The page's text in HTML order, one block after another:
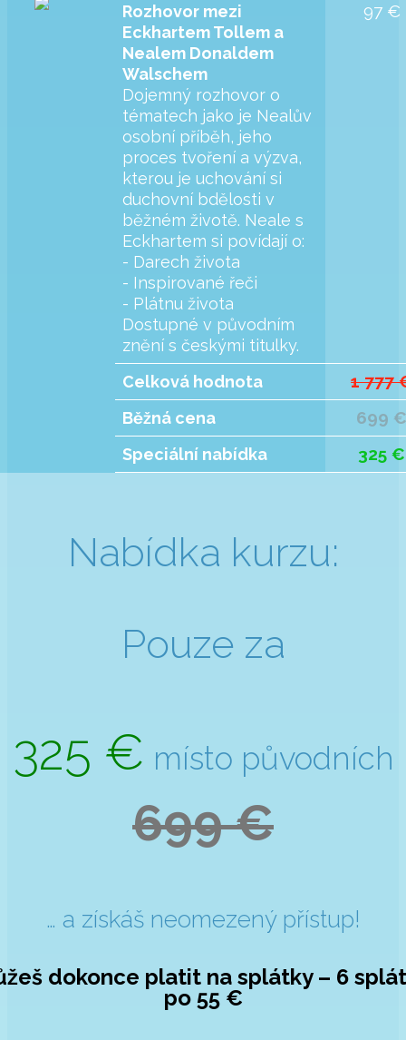
Rozhovor mezi
Eckhartem Tollem a
Nealem Donaldem
Walschem
Dojemný rozhovor o
tématech jako je Nealův
osobní příběh, jeho
proces tvoření a výzva,
kterou je uchování si
duchovní bdělosti v
běžném životě. Neale s
Eckhartem si povídají o:
- Darech života
- Inspirované řeči
- Plátnu života
Dostupné v původním
znění s českými titulky.
97 €
Celková hodnota 1 777
Běžná cena 699
Speciální nabídka 325 €
Nabídka kurzu:
Pouze za
325 € místo původních
699 €
… a získáš neomezený přístup!
dokonce platit na splátky – 6
po 55 €